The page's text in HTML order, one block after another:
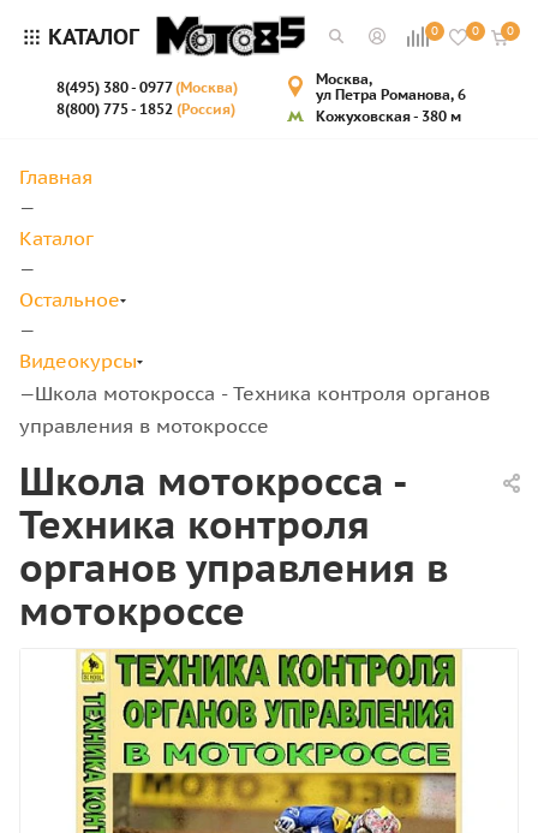
КАТАЛОГ 0 0 0
8(495) 380 - 0977(Москва)
8(800) 775 - 1852 (Россия)
Москва,
ул Петра Романова, 6
Кожуховская - 380 м
Главная
—
Каталог
—
Остальное
—
Видеокурсы
—Школа мотокросса - Техника контроля органов
управления в мотокроссе
Школа мотокросса -
Техника контроля
органов управления в
мотокроссе